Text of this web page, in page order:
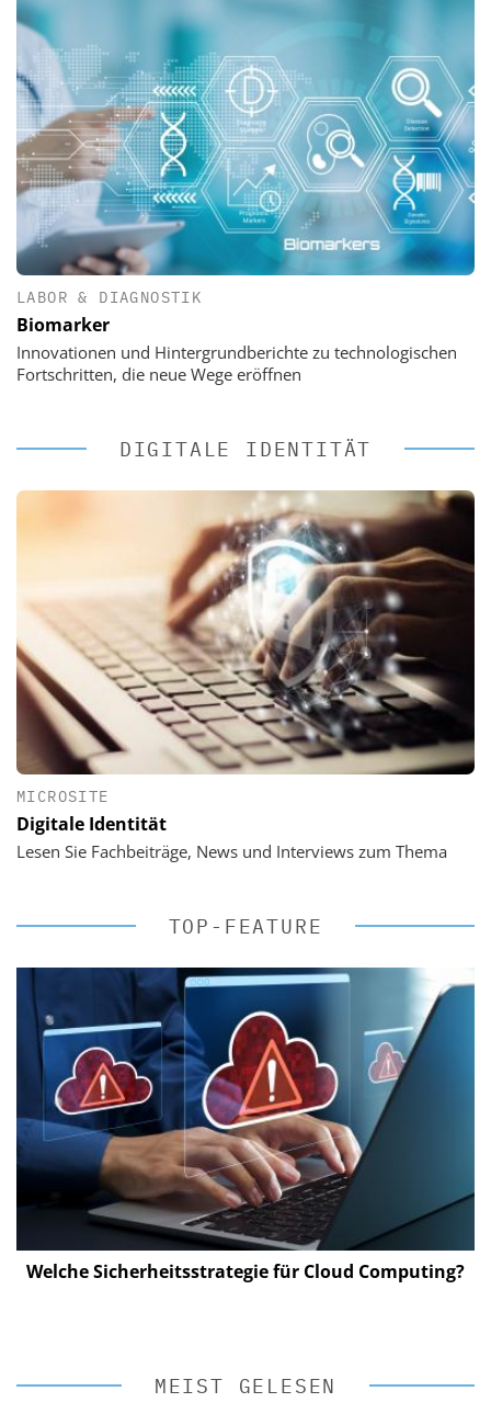
LABOR & DIAGNOSTIK
Biomarker
Innovationen und Hintergrundberichte zu technologischen
Fortschritten, die neue Wege eröffnen
DIGITALE IDENTITÄT
MICROSITE
Digitale Identität
Lesen Sie Fachbeiträge, News und Interviews zum Thema
TOP-FEATURE
Welche Sicherheitsstrategie für Cloud Computing?
MEIST GELESEN